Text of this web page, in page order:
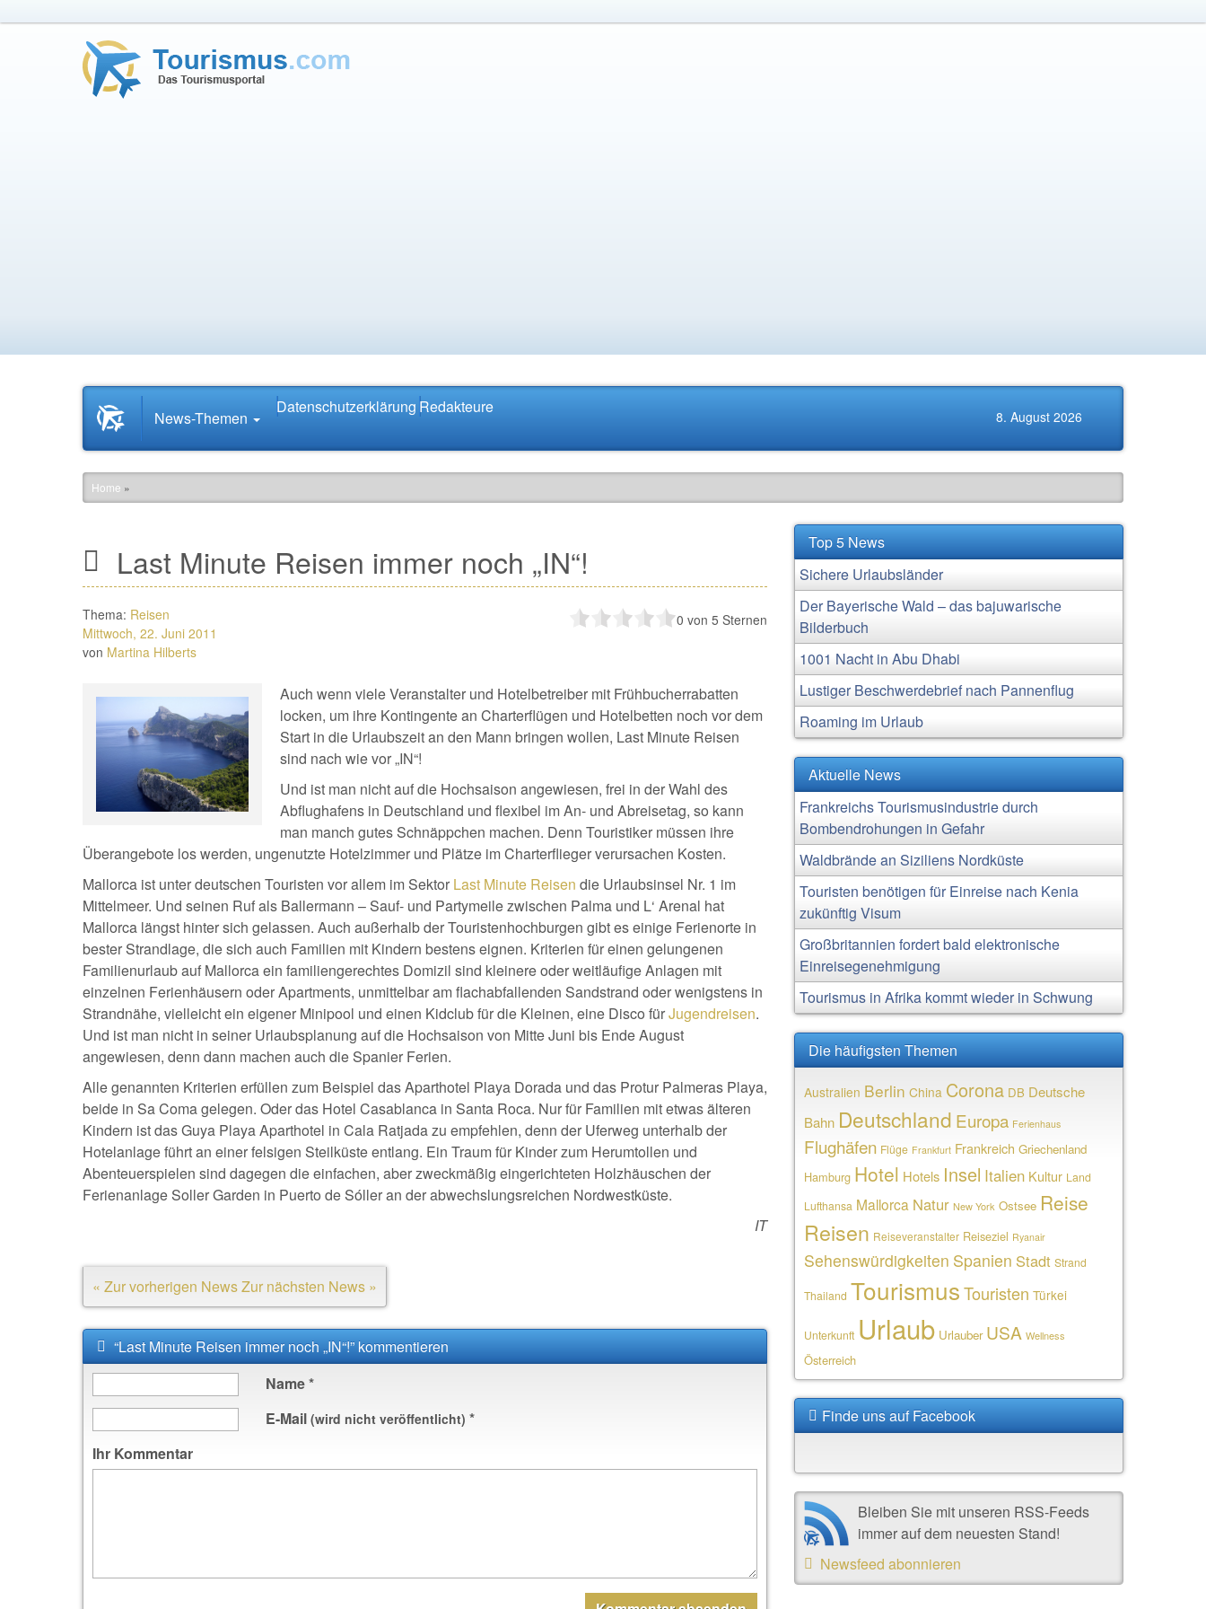
Startseite
News.Tourismus.com
News-Themen
Datenschutzerklärung Redakteure 8. August 2026
Home »
Last Minute Reisen immer noch „IN“!
Thema: Reisen
Mittwoch, 22. Juni 2011
von Martina Hilberts
0 von 5 Sternen
Auch wenn viele Veranstalter und Hotelbetreiber mit Frühbucherrabatten
locken, um ihre Kontingente an Charterflügen und Hotelbetten noch vor dem
Start in die Urlaubszeit an den Mann bringen wollen, Last Minute Reisen
sind nach wie vor „IN“!
Und ist man nicht auf die Hochsaison angewiesen, frei in der Wahl des
Abflughafens in Deutschland und flexibel im An- und Abreisetag, so kann
man manch gutes Schnäppchen machen. Denn Touristiker müssen ihre
Überangebote los werden, ungenutzte Hotelzimmer und Plätze im Charterflieger verursachen Kosten.
Mallorca ist unter deutschen Touristen vor allem im Sektor Last Minute Reisen die Urlaubsinsel Nr. 1 im
Mittelmeer. Und seinen Ruf als Ballermann – Sauf- und Partymeile zwischen Palma und L‘ Arenal hat
Mallorca längst hinter sich gelassen. Auch außerhalb der Touristenhochburgen gibt es einige Ferienorte in
bester Strandlage, die sich auch Familien mit Kindern bestens eignen. Kriterien für einen gelungenen
Familienurlaub auf Mallorca ein familiengerechtes Domizil sind kleinere oder weitläufige Anlagen mit
einzelnen Ferienhäusern oder Apartments, unmittelbar am flachabfallenden Sandstrand oder wenigstens in
Strandnähe, vielleicht ein eigener Minipool und einen Kidclub für die Kleinen, eine Disco fürJugendreisen.
Und ist man nicht in seiner Urlaubsplanung auf die Hochsaison von Mitte Juni bis Ende August
angewiesen, denn dann machen auch die Spanier Ferien.
Alle genannten Kriterien erfüllen zum Beispiel das Aparthotel Playa Dorada und das Protur Palmeras Playa,
beide in Sa Coma gelegen. Oder das Hotel Casablanca in Santa Roca. Nur für Familien mit etwas älteren
Kindern ist das Guya Playa Aparthotel in Cala Ratjada zu empfehlen, denn der Uferweg unterhalb der
Hotelanlage führt an einer felsigen Steilküste entlang. Ein Traum für Kinder zum Herumtollen und
Abenteuerspielen sind dagegen die einfachen, aber zweckmäßig eingerichteten Holzhäuschen der
Ferienanlage Soller Garden in Puerto de Sóller an der abwechslungsreichen Nordwestküste.
IT
« Zur vorherigen NewsZur nächsten News »
“Last Minute Reisen immer noch „IN“!” kommentieren
Name*
E-Mail (wird nicht veröffentlicht) *
Ihr Kommentar
Top 5 News
Sichere Urlaubsländer
Der Bayerische Wald – das bajuwarische
Bilderbuch
1001 Nacht in Abu Dhabi
Lustiger Beschwerdebrief nach Pannenflug
Roaming im Urlaub
Aktuelle News
Frankreichs Tourismusindustrie durch
Bombendrohungen in Gefahr
Waldbrände an Siziliens Nordküste
Touristen benötigen für Einreise nach Kenia
zukünftig Visum
Großbritannien fordert bald elektronische
Einreisegenehmigung
Tourismus in Afrika kommt wieder in Schwung
Die häufigsten Themen
Australien Berlin China Corona DB Deutsche
Bahn Deutschland Europa Ferienhaus
Flughäfen Flüge Frankfurt Frankreich Griechenland
Hamburg Hotel Hotels Insel Italien Kultur Land
Lufthansa Mallorca Natur New York Ostsee Reise
Reisen Reiseveranstalter Reiseziel Ryanair
Sehenswürdigkeiten Spanien Stadt Strand
Thailand Tourismus Touristen Türkei
Unterkunft Urlaub Urlauber USA Wellness
Österreich
Finde uns auf Facebook
Bleiben Sie mit unseren RSS-Feeds
immer auf dem neuesten Stand!
Newsfeed abonnieren